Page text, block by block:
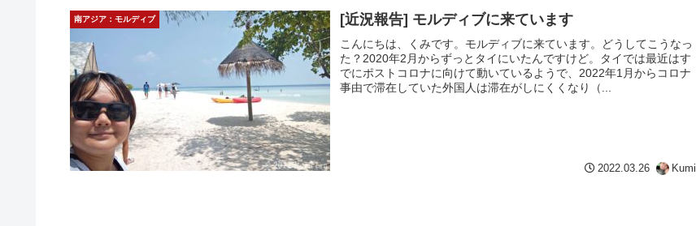
南アジア：モルディブ [近況報告] モルディブに来ています
こんにちは、くみです。モルディブに来ています。どうしてこうなっ
た？2020年2月からずっとタイにいたんですけど。タイでは最近はす
でにポストコロナに向けて動いているようで、2022年1月からコロナ
事由で滞在していた外国人は滞在がしにくくなり（...
2022.03.26 Kumi